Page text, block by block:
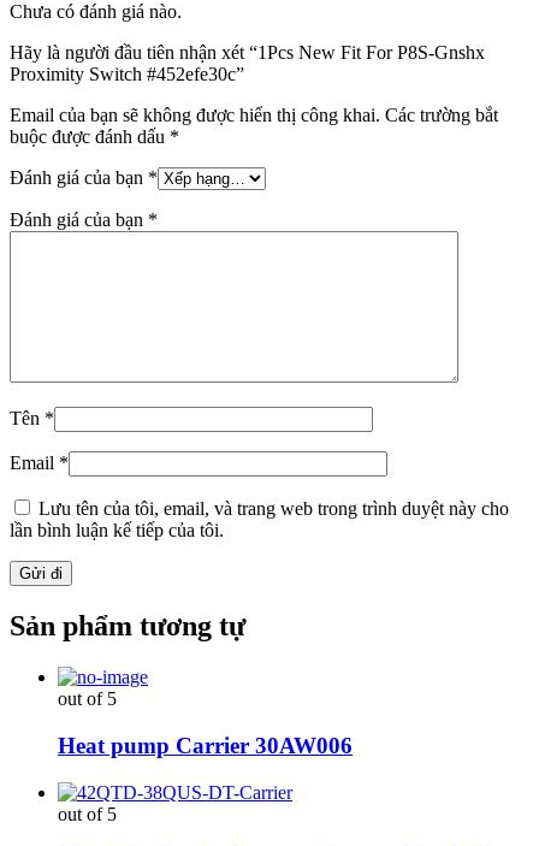
Chưa có đánh giá nào.
Hãy là người đầu tiên nhận xét “1Pcs New Fit For P8S-Gnshx
Proximity Switch #452efe30c”
Email của bạn sẽ không được hiển thị công khai. Các trường bắt
buộc được đánh dấu *
Đánh giá của bạn *
Đánh giá của bạn *
Tên *
Email *
Lưu tên của tôi, email, và trang web trong trình duyệt này cho
lần bình luận kế tiếp của tôi.
Sản phẩm tương tự
out of 5
Heat pump Carrier 30AW006
out of 5